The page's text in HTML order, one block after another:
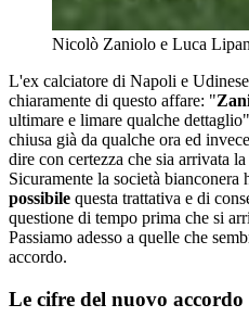
Nicolò Zaniolo e Luca
L'ex calciatore di Napoli e
chiaramente di questo affare: "
ultimare e limare qualche
chiusa già da qualche ora ed
dire con certezza che sia arrivata
Sicuramente la società bianconera
possibile questa trattativa e di
questione di tempo prima che si
Passiamo adesso a quelle che
accordo.
Le cifre del nuovo accordo